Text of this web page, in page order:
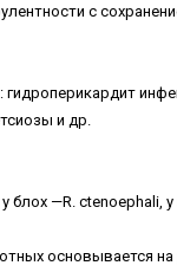
с
и др.
—R. ctenoephali,
основывается